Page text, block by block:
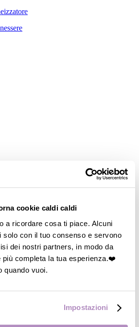
cookie caldi caldi
a ricordare cosa ti piace. Alcuni
solo con il tuo consenso e servono
dei nostri partners, in modo da
più completa la tua esperienza.❤️
quando vuoi.
Impostazioni